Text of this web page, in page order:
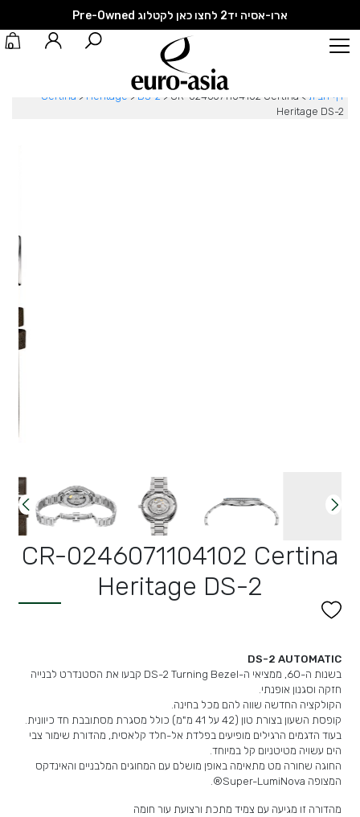
ארו-אסיה יד2 לחצו כאן לקטלוג Pre-Owned
0
דף הבית >
Certina > Heritage > DS-2 > CR-0246071104102 Certina
Heritage DS-2
CR-0246071104102 Certina
Heritage DS-2
DS-2 AUTOMATIC
בשנות ה-60, ממציאי ה-DS-2 Turning Bezel קבעו את הסטנדרט לבנייה
חזקה וסגנון אופנתי.
הקולקציה החדשה שווה להם מכל בחינה.
קופסת השעון בצורת טון (42 על 41 מ"מ) כולל מסגרת מסתובבת חד כיוונית.
בעוד הדגמים הרגילים מופיעים בפלדת אל-חלד קלאסית, מהדורת שימור צבי
הים עשויה מטיטניום קל במיוחד.
החוגה שחורה מט מתאימה באופן מושלם עם המחוגים המלבניים והאינדקס
המצופה Super-LumiNova®.
מהדורה זו מגיעה עם צמיד מתכת ורצועת עור חומה